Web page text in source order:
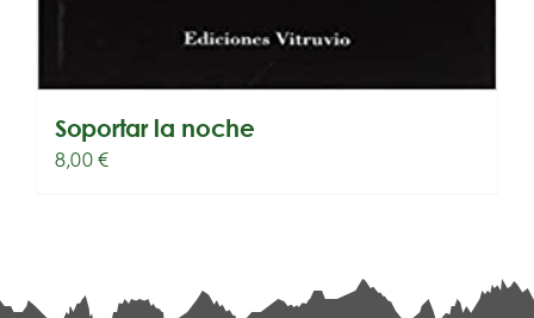
Soportar la noche
8,00€